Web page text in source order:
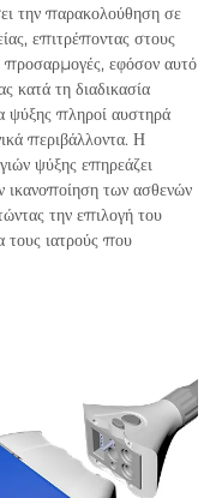
την παρακολούθηση σε
επιτρέποντας στους
εφόσον αυτό
κατά τη διαδικασία
ψύξης πληροί αυστηρά
περιβάλλοντα. Η
ψύξης επηρεάζει
ικανοποίηση των ασθενών
την επιλογή του
τους ιατρούς που